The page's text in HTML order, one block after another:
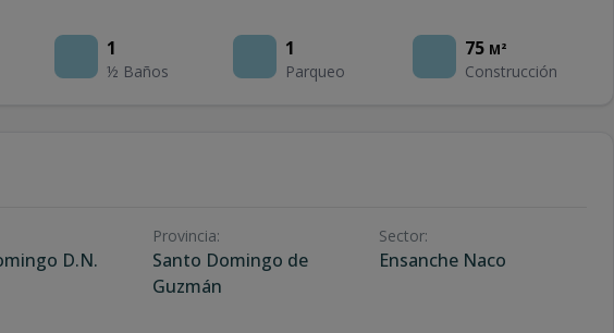
1
½ Baños
1
Parqueo
75 M²
Construcción
D.N.
Provincia:
Santo Domingo de
Guzmán
Sector:
Ensanche Naco